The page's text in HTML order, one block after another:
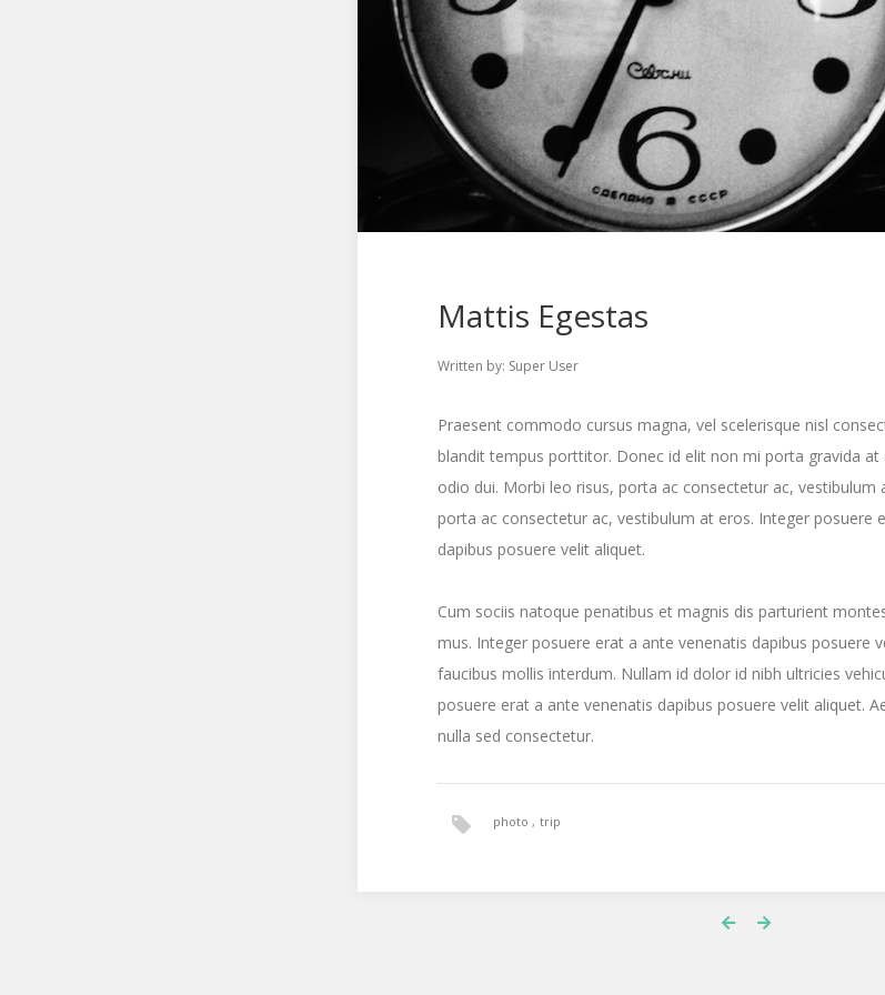
Mattis Egestas
Written by: Super User
Praesent commodo cursus magna, vel scelerisque nisl
blandit tempus porttitor. Donec id elit non mi porta gravida at
odio dui. Morbi leo risus, porta ac consectetur ac, vestibulum
porta ac consectetur ac, vestibulum at eros. Integer posuere
dapibus posuere velit aliquet.
Cum sociis natoque penatibus et magnis dis parturient
mus. Integer posuere erat a ante venenatis dapibus posuere
faucibus mollis interdum. Nullam id dolor id nibh ultricies
posuere erat a ante venenatis dapibus posuere velit aliquet.
nulla sed consectetur.
photo trip